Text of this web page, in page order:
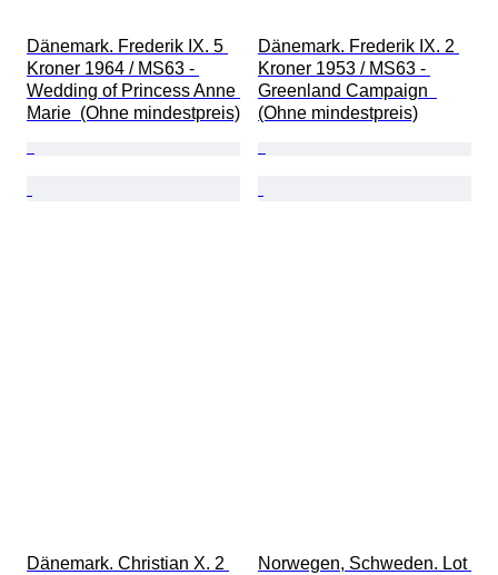
Dänemark. Frederik IX. 5
Kroner 1964 / MS63 -
Wedding of Princess Anne
Marie  (Ohne mindestpreis)
Dänemark. Frederik IX. 2
Kroner 1953 / MS63 -
Greenland Campaign
(Ohne mindestpreis)
Dänemark. Christian X. 2
Norwegen, Schweden. Lot